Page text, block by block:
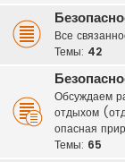
Все
Темы: 42
Обсуждаем
отдыхом
опасная
Темы: 65